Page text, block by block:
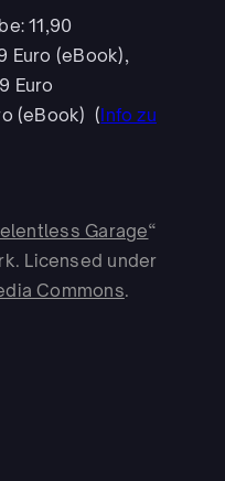
11,90
Euro (eBook),
Euro
(eBook) (Info zu
Garage“
. Licensed under
Commons.